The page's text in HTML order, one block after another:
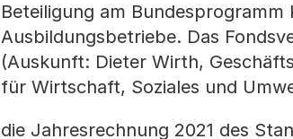
Beteiligung am
Ausbildungsbetriebe. Das
(Auskunft: Dieter Wirth,
für Wirtschaft, Soziales und
die Jahresrechnung 2021 des